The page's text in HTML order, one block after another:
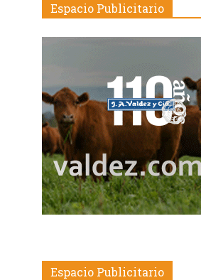
Espacio Publicitario
Espacio Publicitario